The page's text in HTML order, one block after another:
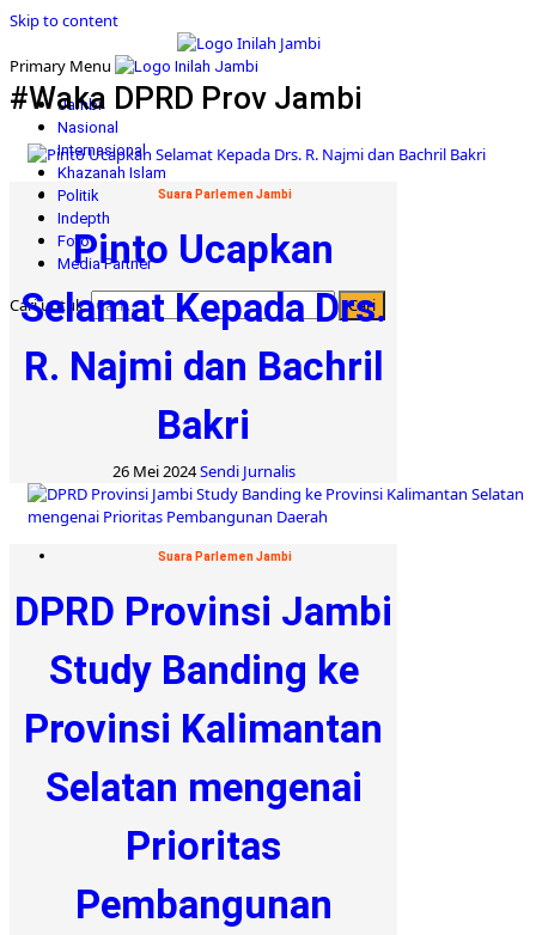
Skip to content
Primary Menu
Jambi
Nasional
Internasional
Khazanah Islam
Politik
Indepth
Foto
Media Partner
Cari untuk:
#Waka DPRD Prov Jambi
Suara Parlemen Jambi
Pinto Ucapkan
Selamat Kepada Drs.
R. Najmi dan Bachril
Bakri
26 Mei 2024Sendi Jurnalis
Suara Parlemen Jambi
DPRD Provinsi Jambi
Study Banding ke
Provinsi Kalimantan
Selatan mengenai
Prioritas
Pembangunan